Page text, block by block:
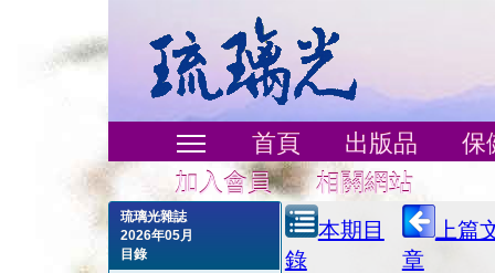
首頁 出版品
保
加入會員
相關網站
琉璃光雜誌
2026年05月
目錄
本期目
錄
上篇
章